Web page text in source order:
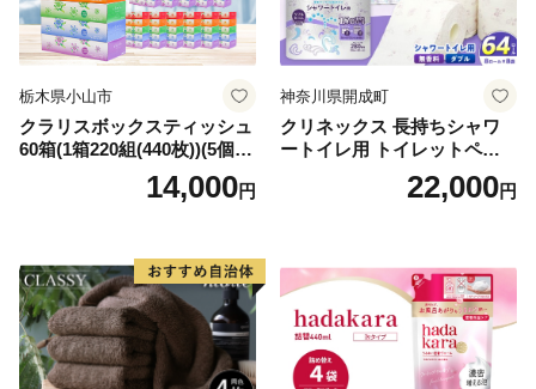
栃木県小山市
クラリスボックスティッシュ
60箱(1箱220組(440枚))(5個入
り×12セット)【1256759】
14,000円
神奈川県開成町
クリネックス 長持ちシャワ
ートイレ用 トイレットペー
パー（ダブル）64ロール(8ロ
ール×8パック) 開成町 トイレ
蓄 防災 エコ 消耗品 生活雑貨
生活用品 無香料 トイレット
ペーパー ダブル といれっと
ぺーぱー トイレ クレシア ト
イレットペーパー [BDBH002
-1]
22,000円